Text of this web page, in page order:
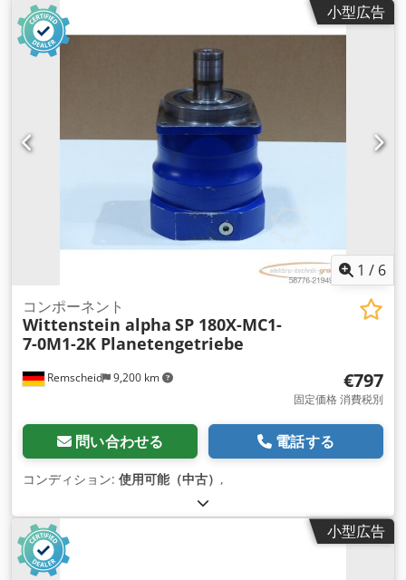
小型広告
1 / 6
Remscheid 9,200 km
コンポーネント
Wittenstein alpha SP 180X-MC1-
7-0M1-2K Planetengetriebe
€797
固定価格 消費税別
問い合わせる 電話する
コンディション: 使用可能（中古） ,
小型広告